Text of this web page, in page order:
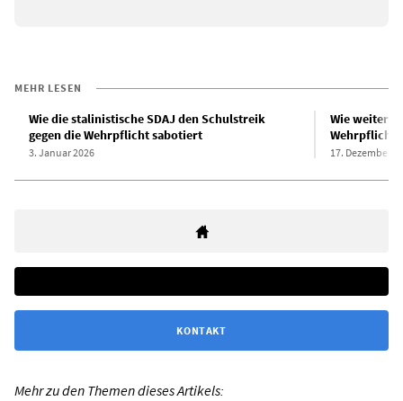
MEHR LESEN
Wie die stalinistische SDAJ den Schulstreik
gegen die Wehrpflicht sabotiert
3. Januar 2026
Wie weiter
Wehrpflicht?
17. Dezember
KONTAKT
Mehr zu den Themen dieses Artikels: